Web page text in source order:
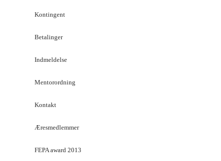
Kontingent
Betalinger
Indmeldelse
Mentorordning
Kontakt
Æresmedlemmer
FEPA award 2013